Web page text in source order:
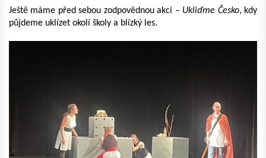
Ještě máme před sebou zodpovědnou akci – Ukliďme Česko, kdy
půjdeme uklízet okolí školy a blízký les.